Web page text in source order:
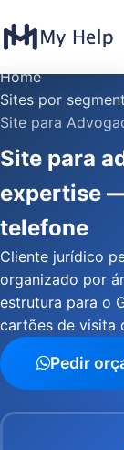
Home
Sites por
Site para
Site para
expertise
telefone
Cliente jurídico
organizado por
estrutura para o
cartões de visita
Pedir